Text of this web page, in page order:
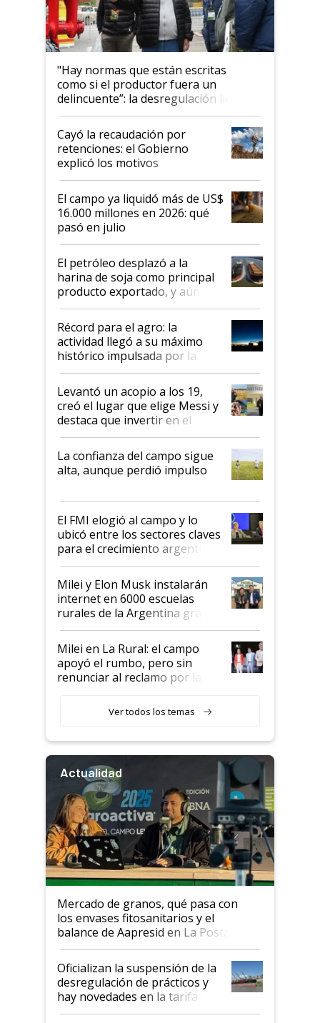
"Hay normas que están escritas
como si el productor fuera un
delincuente”: la desregulación llegó
al Congreso Aapresid y hasta se
habló del financiamiento al IPCVA
Cayó la recaudación por
retenciones: el Gobierno
explicó los motivos
El campo ya liquidó más de US$
16.000 millones en 2026: qué
pasó en julio
El petróleo desplazó a la
harina de soja como principal
producto exportado, y aún así
el agro aportó casi seis de cada
diez dólares y sostuvo el
liderazgo en un semestre
récord
Récord para el agro: la
actividad llegó a su máximo
histórico impulsada por la
cosecha y las exportaciones
Levantó un acopio a los 19,
creó el lugar que elige Messi y
destaca que invertir en el
kirchnerismo era como "darle
plata a un hijo para droga":
Juan Félix Rossetti, el libertario
que de una dura crisis salió
de Milei
La confianza del campo sigue
alta, aunque perdió impulso
El FMI elogió al campo y lo
ubicó entre los sectores claves
para el crecimiento argentino
Milei y Elon Musk instalarán
internet en 6000 escuelas
rurales de la Argentina gracias
a un acuerdo con Starlink
Milei en La Rural: el campo
apoyó el rumbo, pero sin
renunciar al reclamo por las
Ver todos los temas
Actualidad
Mercado de granos, qué pasa con
los envases fitosanitarios y el
balance de Aapresid en La Posta
Oficializan la suspensión de la
desregulación de prácticos y
hay novedades en la tarifa de
la hidrovía